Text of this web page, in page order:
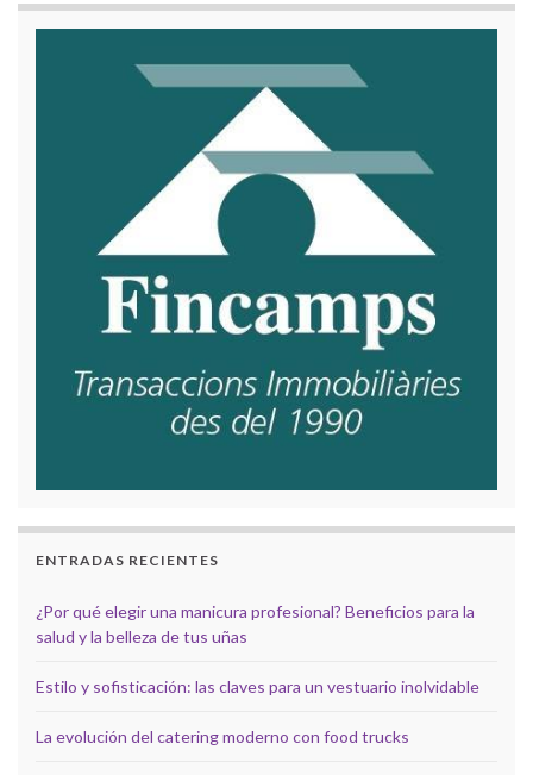
ENTRADAS RECIENTES
¿Por qué elegir una manicura profesional? Beneficios para la
salud y la belleza de tus uñas
Estilo y sofisticación: las claves para un vestuario inolvidable
La evolución del catering moderno con food trucks